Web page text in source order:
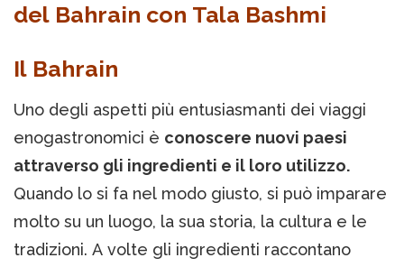
del Bahrain con Tala Bashmi
Il Bahrain
Uno degli aspetti più entusiasmanti dei viaggi
enogastronomici è conoscere nuovi paesi
attraverso gli ingredienti e il loro utilizzo.
Quando lo si fa nel modo giusto, si può imparare
molto su un luogo, la sua storia, la cultura e le
tradizioni. A volte gli ingredienti raccontano